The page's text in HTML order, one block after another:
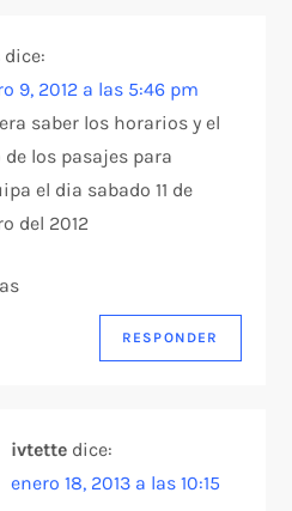
dice:
9, 2012 a las 5:46 pm
saber los horarios y el
de los pasajes para
el dia sabado 11 de
del 2012
RESPONDER
ivtette dice:
enero 18, 2013 a las 10:15